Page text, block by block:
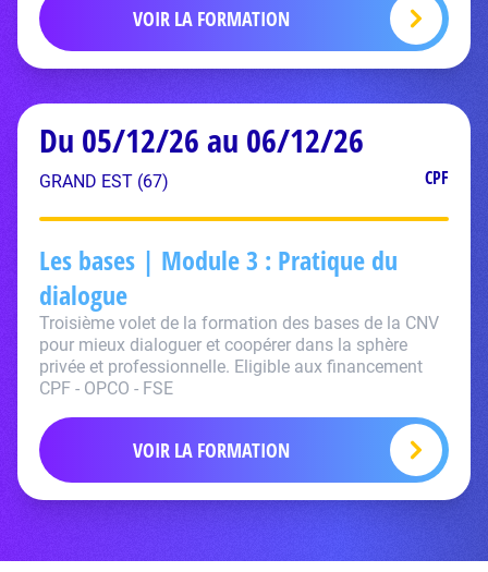
VOIR LA FORMATION
Du 05/12/26 au 06/12/26
GRAND EST (67) CPF
Les bases | Module 3 : Pratique du
dialogue
Troisième volet de la formation des bases de la CNV
pour mieux dialoguer et coopérer dans la sphère
privée et professionnelle. Eligible aux financement
CPF - OPCO - FSE
VOIR LA FORMATION